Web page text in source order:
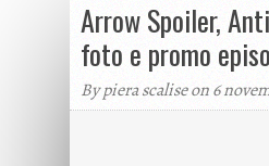
Arrow Spoiler,
foto e promo
By piera scalise on 6